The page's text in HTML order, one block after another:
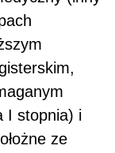
I stopnia) i
ze